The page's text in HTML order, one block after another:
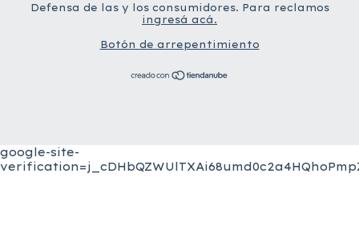
Defensa de las y los consumidores. Para reclamos
ingresá acá.
Botón de arrepentimiento
google-site-